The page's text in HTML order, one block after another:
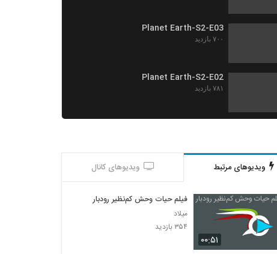
Planet Earth-S2-E03
۷۰۰ بازدید
Planet Earth-S2-E02
۷۸۱ بازدید
ویدیوهای مرتبط ویدیوهای کانال
۰۰:۵۱
فیلم حیات وحش کم‌نظیر رودبار
میلاد
۳۵۴ بازدید